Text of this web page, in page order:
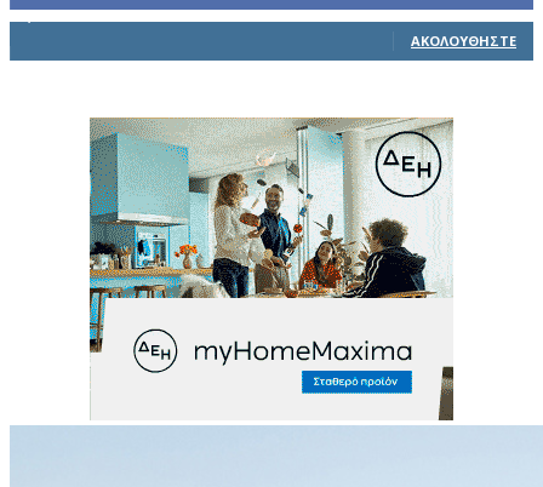
ΑΚΟΛΟΥΘΉΣΤΕ